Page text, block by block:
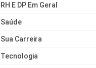
RH E DP Em Geral
Saúde
Sua Carreira
Tecnologia